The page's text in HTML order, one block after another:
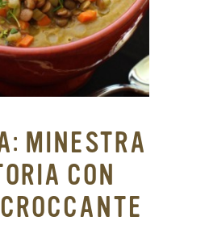
MINESTRA
CON